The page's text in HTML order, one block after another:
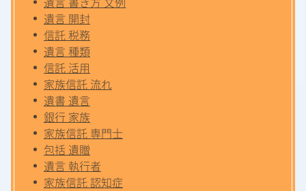
遺言 開封
信託 税務
遺言 種類
信託 活用
家族信託 流れ
遺書 遺言
銀行 家族
家族信託 専門士
包括 遺贈
遺言 執行者
家族信託 認知症